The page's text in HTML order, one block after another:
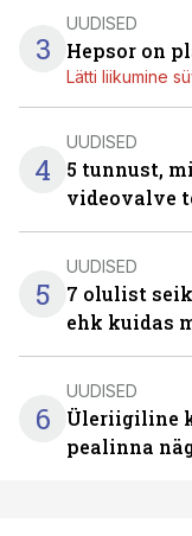
3
UUDISED
Hepsor on
Lätti liikumine
4
UUDISED
5 tunnust,
videovalve
5
UUDISED
7 olulist
ehk kuidas
6
UUDISED
Üleriigiline
pealinna